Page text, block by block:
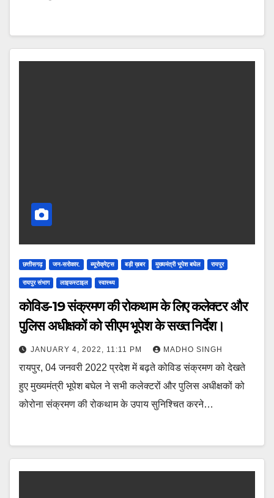
छत्तीसगढ़ जन-सरोकार. ब्यूरोक्रेट्स बड़ी ख़बर मुख्यमंत्री भूपेश बघेल रायपुर
रायपुर संभाग लाइफस्टाइल स्वास्थ्य
कोविड-19 संक्रमण की रोकथाम के लिए कलेक्टर और
पुलिस अधीक्षकों को सीएम भूपेश के सख्त निर्देश।
JANUARY 4, 2022, 11:11 PM MADHO SINGH
रायपुर, 04 जनवरी 2022 प्रदेश में बढ़ते कोविड संक्रमण को देखते
हुए मुख्यमंत्री भूपेश बघेल ने सभी कलेक्टरों और पुलिस अधीक्षकों को
कोरोना संक्रमण की रोकथाम के उपाय सुनिश्चित करने…